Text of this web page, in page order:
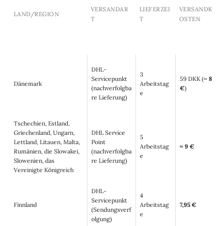
LAND/REGION
VERSANDAR
T
LIEFERZEI
T
VERSANDK
OSTEN
Dänemark
DHL-
Servicepunkt
(nachverfolgba
re Lieferung)
3
Arbeitstag
e
59 DKK (≈ 8
€)
Tschechien, Estland,
Griechenland, Ungarn,
Lettland, Litauen, Malta,
Rumänien, die Slowakei,
Slowenien, das
Vereinigte Königreich
DHL Service
Point
(nachverfolgba
re Lieferung)
5
Arbeitstag
e
≈ 9 €
Finnland
DHL-
Servicepunkt
(Sendungsverf
olgung)
4
Arbeitstag
e
7,95 €